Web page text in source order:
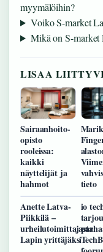
myymälöihin?
Voiko S-market
Mikä on S-market
LISAA
Sairaanhoito-
opisto
rooleissa:
kaikki
näyttelijät ja
hahmot
tieto
Anette Latva-
Piikkilä –
urheilutoimittajasta
Lapin yrittäjäksi
io